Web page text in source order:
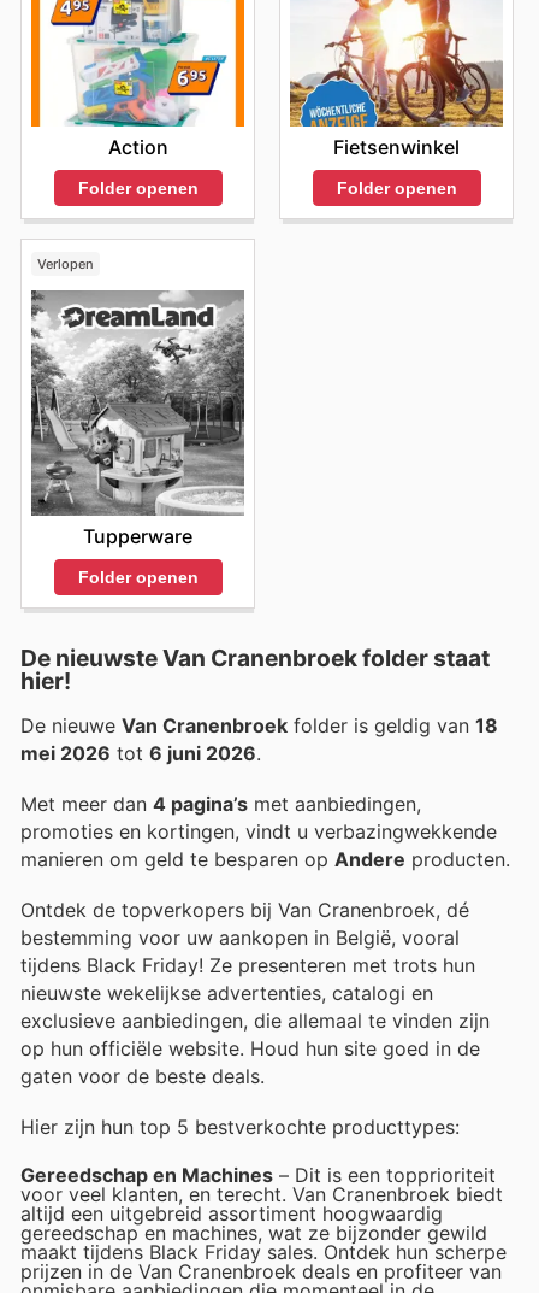
Action
Folder openen
Fietsenwinkel
Folder openen
Verlopen
Tupperware
Folder openen
De nieuwste Van Cranenbroek folder staat
hier!
De nieuwe Van Cranenbroek folder is geldig van 18
mei 2026 tot 6 juni 2026.
Met meer dan 4 pagina’s met aanbiedingen,
promoties en kortingen, vindt u verbazingwekkende
manieren om geld te besparen op Andere producten.
Ontdek de topverkopers bij Van Cranenbroek, dé
bestemming voor uw aankopen in België, vooral
tijdens Black Friday! Ze presenteren met trots hun
nieuwste wekelijkse advertenties, catalogi en
exclusieve aanbiedingen, die allemaal te vinden zijn
op hun officiële website. Houd hun site goed in de
gaten voor de beste deals.
Hier zijn hun top 5 bestverkochte producttypes:
Gereedschap en Machines – Dit is een topprioriteit
voor veel klanten, en terecht. Van Cranenbroek biedt
altijd een uitgebreid assortiment hoogwaardig
gereedschap en machines, wat ze bijzonder gewild
maakt tijdens Black Friday sales. Ontdek hun scherpe
prijzen in de Van Cranenbroek deals en profiteer van